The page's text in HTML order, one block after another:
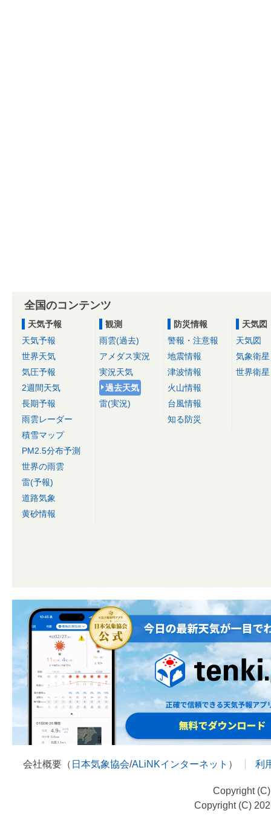
全国のコンテンツ
天気予報
天気予報
世界天気
気圧予報
2週間天気
長期予報
雨雲レーダー
積雪マップ
PM2.5分布予測
世界の雨雲
雷(予報)
道路気象
黄砂情報
観測
雨雲(過去)
アメダス実況
実況天気
過去天気
雷(実況)
防災情報
警報・注意報
地震情報
津波情報
火山情報
台風情報
知る防災
天気図
天気図
気象衛星
世界衛星
会社概要（ 日本気象協会/ALiNKインターネット ） 利
Copyright
Copyright (C)